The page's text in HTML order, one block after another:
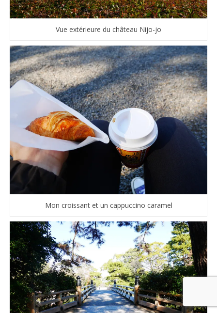
Vue extérieure du château Nijo-jo
Mon croissant et un cappuccino caramel